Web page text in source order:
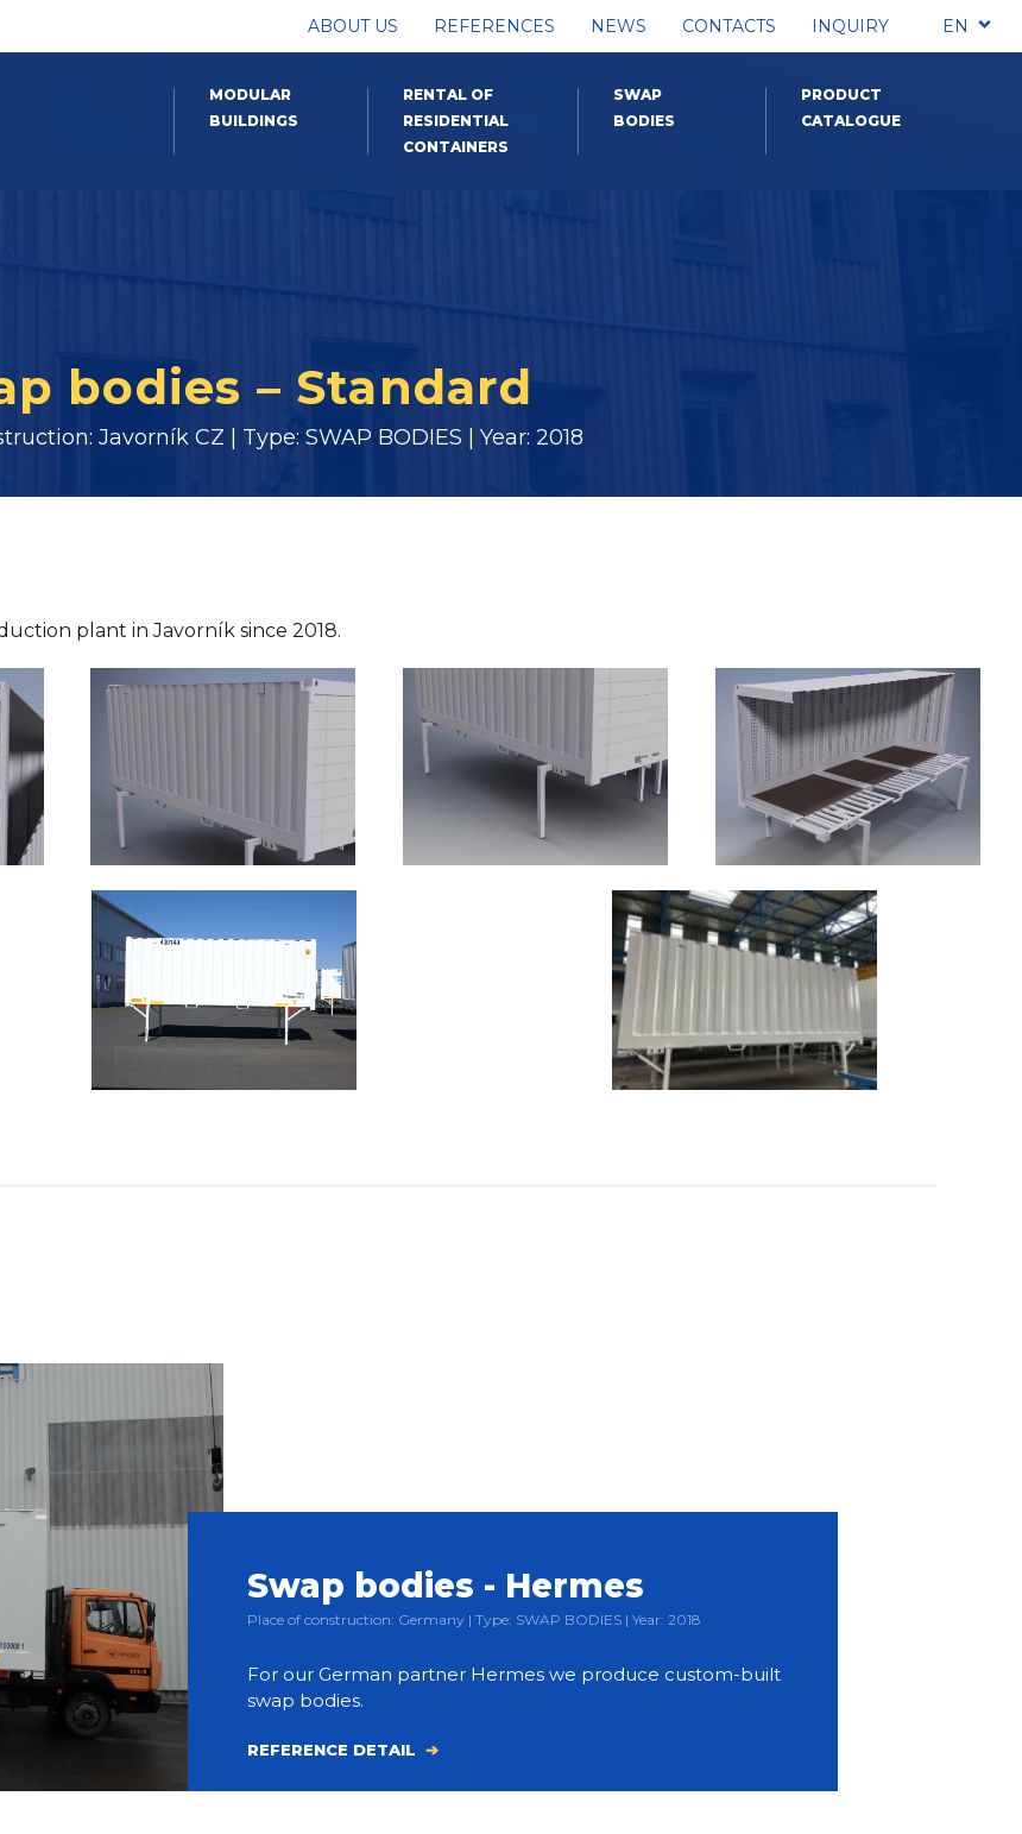
ABOUT US REFERENCES NEWS CONTACTS INQUIRY EN
MODULAR
BUILDINGS
RENTAL OF
RESIDENTIAL
CONTAINERS
SWAP
BODIES
PRODUCT
CATALOGUE
bodies – Standard
Javorník CZ | Type: SWAP BODIES | Year: 2018
plant in Javorník since 2018.
Swap bodies - Hermes
Place of construction: Germany | Type: SWAP BODIES | Year: 2018
For our German partner Hermes we produce custom-built
swap bodies.
REFERENCE DETAIL